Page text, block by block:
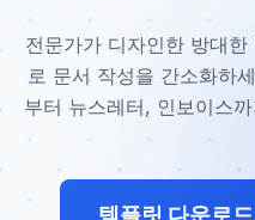
전문가가 디자인한 방대
로 문서 작성을 간소화하
부터 뉴스레터, 인보이스
템플릿 다운로